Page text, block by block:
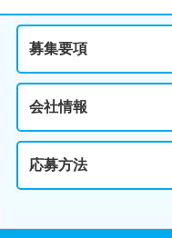
募集要項
会社情報
応募方法